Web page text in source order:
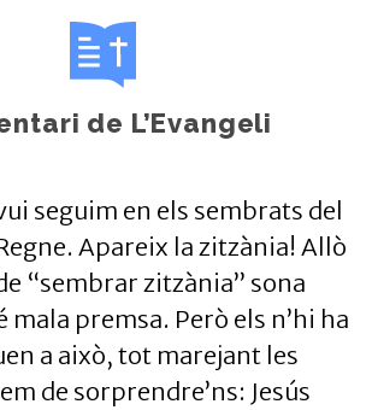
de L’Evangeli
seguim en els sembrats del
Apareix la zitzània! Allò
“sembrar zitzània” sona
mala premsa. Però els n’hi ha
a això, tot marejant les
de sorprendre’ns: Jesús